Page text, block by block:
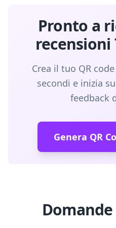
Pronto a
Crea il tuo QR
secondi e inizia
feedback
Genera QR